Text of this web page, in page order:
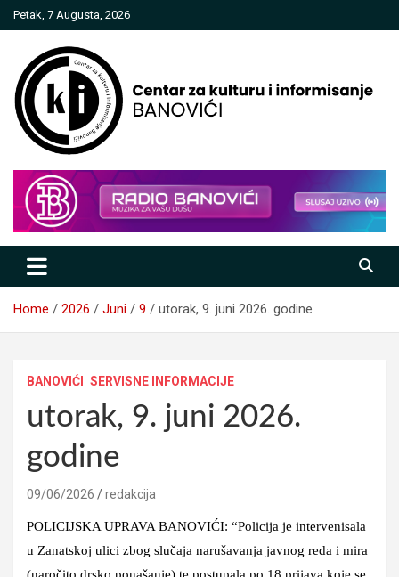
Skip
to
Petak, 7 Augusta, 2026
Centar za kulturu i informisanje
Banovići
Home 2026 Juni 9 utorak, 9. juni 2026. godine
BANOVIĆI SERVISNE INFORMACIJE
utorak, 9. juni 2026.
godine
09/06/2026 redakcija
POLICIJSKA UPRAVA BANOVIĆI: “Policija je intervenisala
u Zanatskoj ulici zbog slučaja narušavanja javnog reda i mira
(naročito drsko ponašanje) te postupala po 18 prijava koje se